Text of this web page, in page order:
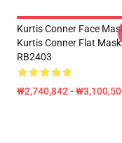
Kurtis Conner Face
Kurtis Conner Flat Mask
RB2403
₩2,740,842 -